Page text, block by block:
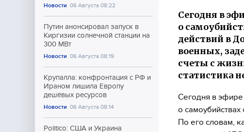
Новости 06 Августа 08:22
Путин анонсировал запуск в
Киргизии солнечной станции на
300 МВт
Новости 06 Августа 08:19
Крупалла: конфронтация с РФ и
Ираном лишила Европу
дешёвых ресурсов
Новости 06 Августа 08:14
Politico: США и Украина
Сегодня в
о
действий в
военных,
счеты с
статистика
Сегодня в эфире
о
По его словам,